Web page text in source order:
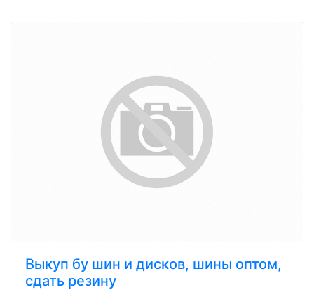
Выкуп бу шин и дисков, шины оптом,
сдать резину